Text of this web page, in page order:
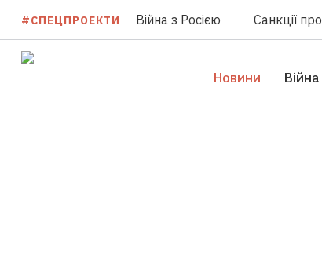
#СПЕЦПРОЕКТИ Війна з Росією Санкції
Новини